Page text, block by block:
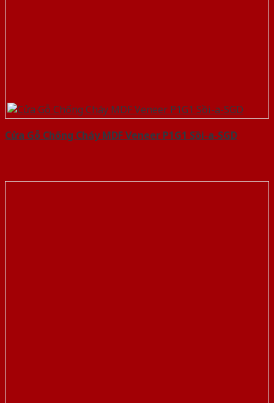
Cửa Gỗ Chống Cháy MDF Veneer P1G1 Sồi-a-SGD